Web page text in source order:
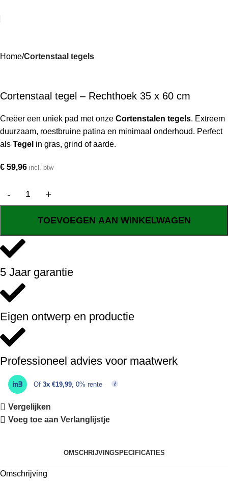
Home Cortenstaal tegels
Cortenstaal tegel – Rechthoek 35 x 60 cm
Creëer een uniek pad met onze Cortenstalen tegels. Extreem
duurzaam, roestbruine patina en minimaal onderhoud. Perfect
als Tegel in gras, grind of aarde.
€ 59,96 incl. btw
TOEVOEGEN AAN WINKELWAGEN
5 Jaar garantie
Eigen ontwerp en productie
Professioneel advies voor maatwerk
Of 3x €19,99 , 0% rente
Vergelijken
Voeg toe aan Verlanglijstje
OMSCHRIJVINGSPECIFICATIES
Omschrijving